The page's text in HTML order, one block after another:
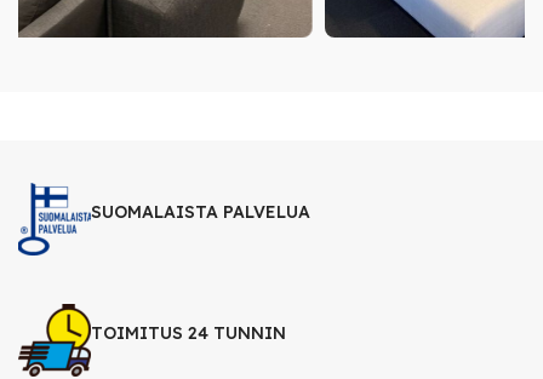
SUOMALAISTA PALVELUA
TOIMITUS 24 TUNNIN